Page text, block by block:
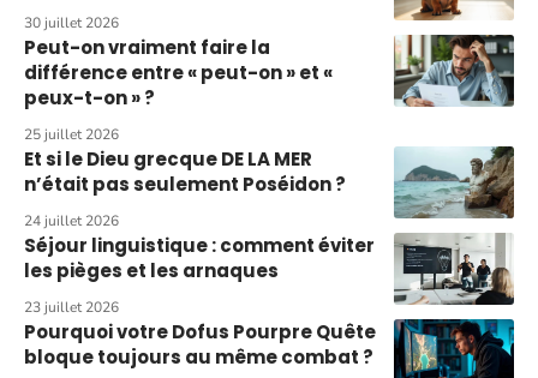
30 juillet 2026
Peut-on vraiment faire la
différence entre « peut-on » et «
peux-t-on » ?
25 juillet 2026
Et si le Dieu grecque DE LA MER
n’était pas seulement Poséidon ?
24 juillet 2026
Séjour linguistique : comment éviter
les pièges et les arnaques
23 juillet 2026
Pourquoi votre Dofus Pourpre Quête
bloque toujours au même combat ?